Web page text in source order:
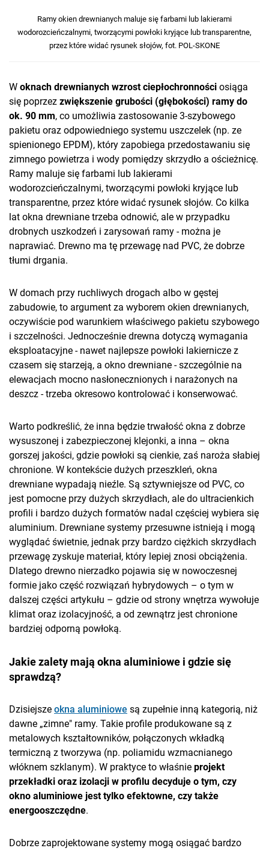
Ramy okien drewnianych maluje się farbami lub lakierami
wodorozcieńczalnymi, tworzącymi powłoki kryjące lub transparentne,
przez które widać rysunek słojów, fot. POL-SKONE
W oknach drewnianych wzrost ciepłochronności osiąga
się poprzez zwiększenie grubości (głębokości) ramy do
ok. 90 mm, co umożliwia zastosowanie 3-szybowego
pakietu oraz odpowiedniego systemu uszczelek (np. ze
spienionego EPDM), który zapobiega przedostawaniu się
zimnego powietrza i wody pomiędzy skrzydło a ościeżnicę.
Ramy maluje się farbami lub lakierami
wodorozcieńczalnymi, tworzącymi powłoki kryjące lub
transparentne, przez które widać rysunek słojów. Co kilka
lat okna drewniane trzeba odnowić, ale w przypadku
drobnych uszkodzeń i zarysowań ramy - można je
naprawiać. Drewno ma tę przewagę nad PVC, że dobrze
tłumi drgania.
W domach przy ruchliwych drogach albo w gęstej
zabudowie, to argument za wyborem okien drewnianych,
oczywiście pod warunkiem właściwego pakietu szybowego
i szczelności. Jednocześnie drewna dotyczą wymagania
eksploatacyjne - nawet najlepsze powłoki lakiernicze z
czasem się starzeją, a okno drewniane - szczególnie na
elewacjach mocno nasłonecznionych i narażonych na
deszcz - trzeba okresowo kontrolować i konserwować.
Warto podkreślić, że inna będzie trwałość okna z dobrze
wysuszonej i zabezpieczonej klejonki, a inna – okna
gorszej jakości, gdzie powłoki są cienkie, zaś naroża słabiej
chronione. W kontekście dużych przeszkleń, okna
drewniane wypadają nieźle. Są sztywniejsze od PVC, co
jest pomocne przy dużych skrzydłach, ale do ultracienkich
profili i bardzo dużych formatów nadal częściej wybiera się
aluminium. Drewniane systemy przesuwne istnieją i mogą
wyglądać świetnie, jednak przy bardzo ciężkich skrzydłach
przewagę zyskuje materiał, który lepiej znosi obciążenia.
Dlatego drewno nierzadko pojawia się w nowoczesnej
formie jako część rozwiązań hybrydowych – o tym w
dalszej części artykułu – gdzie od strony wnętrza wywołuje
klimat oraz izolacyjność, a od zewnątrz jest chronione
bardziej odporną powłoką.
Jakie zalety mają okna aluminiowe i gdzie się
sprawdzą?
Dzisiejsze okna aluminiowe są zupełnie inną kategorią, niż
dawne „zimne" ramy. Takie profile produkowane są z
metalowych kształtowników, połączonych wkładką
termiczną z tworzywa (np. poliamidu wzmacnianego
włóknem szklanym). W praktyce to właśnie projekt
przekładki oraz izolacji w profilu decyduje o tym, czy
okno aluminiowe jest tylko efektowne, czy także
energooszczędne.
Dobrze zaprojektowane systemy mogą osiągać bardzo